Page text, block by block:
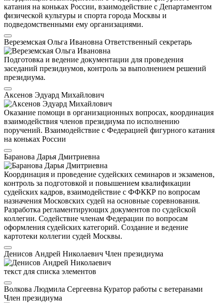
катания на коньках России, взаимодействие с Департаментом
физической культуры и спорта города Москвы и
подведомственными ему организациями.
Вереземская Ольга Ивановна Ответственный секретарь
Подготовка и ведение документации для проведения
заседаний президиумов, контроль за выполнением решений
президиума.
Аксенов Эдуард Михайлович
Оказание помощи в организационных вопросах, координация
взаимодействия членов президиума по исполнению
поручений. Взаимодействие с Федерацией фигурного катания
на коньках России
Баранова Дарья Дмитриевна
Координация и проведение судейских семинаров и экзаменов,
контроль за подготовкой и повышением квалификации
судейских кадров, взаимодействие с ФФККР по вопросам
назначения Московских судей на основные соревнования.
Разработка регламентирующих документов по судейской
коллегии. Содействие членам Федерации по вопросам
оформления судейских категорий. Создание и ведение
картотеки коллегии судей Москвы.
Денисов Андрей Николаевич Член президиума
текст для списка элементов
Волкова Людмила Сергеевна Куратор работы с ветеранами
Член президиума